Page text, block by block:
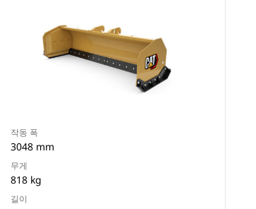
작동 폭
3048 mm
무게
818 kg
길이